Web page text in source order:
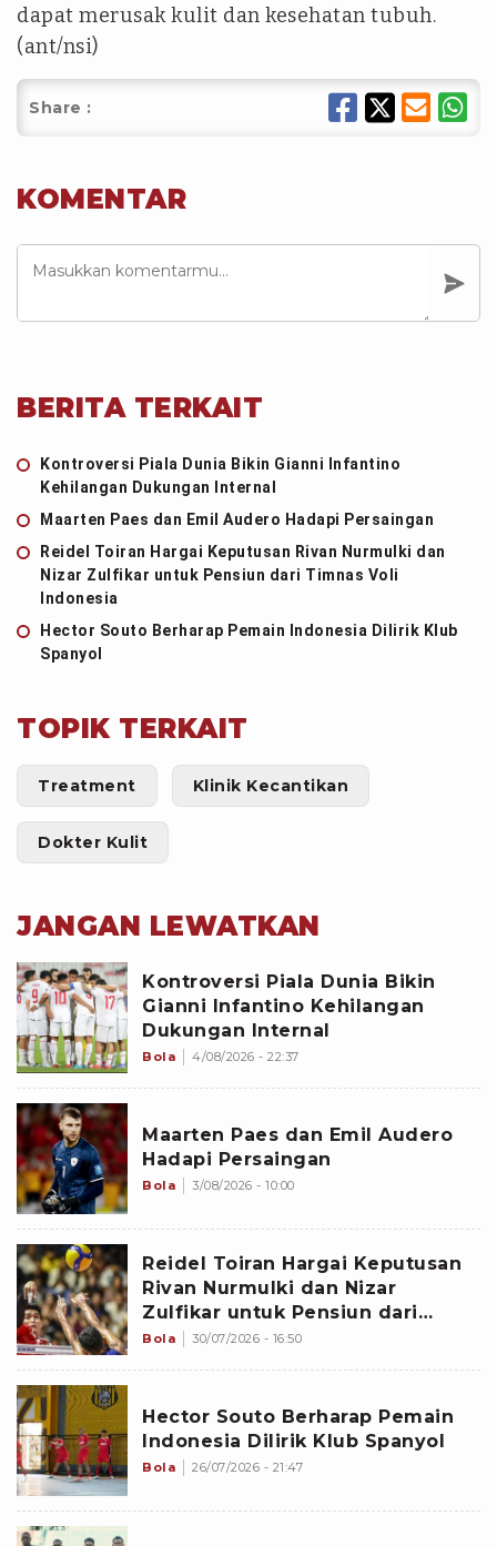
dapat merusak kulit dan kesehatan tubuh.
(ant/nsi)
Share :
KOMENTAR
BERITA TERKAIT
Kontroversi Piala Dunia Bikin Gianni Infantino
Kehilangan Dukungan Internal
Maarten Paes dan Emil Audero Hadapi Persaingan
Reidel Toiran Hargai Keputusan Rivan Nurmulki dan
Nizar Zulfikar untuk Pensiun dari Timnas Voli
Indonesia
Hector Souto Berharap Pemain Indonesia Dilirik Klub
Spanyol
TOPIK TERKAIT
Treatment Klinik Kecantikan
Dokter Kulit
JANGAN LEWATKAN
Kontroversi Piala Dunia Bikin
Gianni Infantino Kehilangan
Dukungan Internal
Bola 4/08/2026 - 22:37
Maarten Paes dan Emil Audero
Hadapi Persaingan
Bola 3/08/2026 - 10:00
Reidel Toiran Hargai Keputusan
Rivan Nurmulki dan Nizar
Zulfikar untuk Pensiun dari
Timnas Voli Indonesia
Bola 30/07/2026 - 16:50
Hector Souto Berharap Pemain
Indonesia Dilirik Klub Spanyol
Bola 26/07/2026 - 21:47